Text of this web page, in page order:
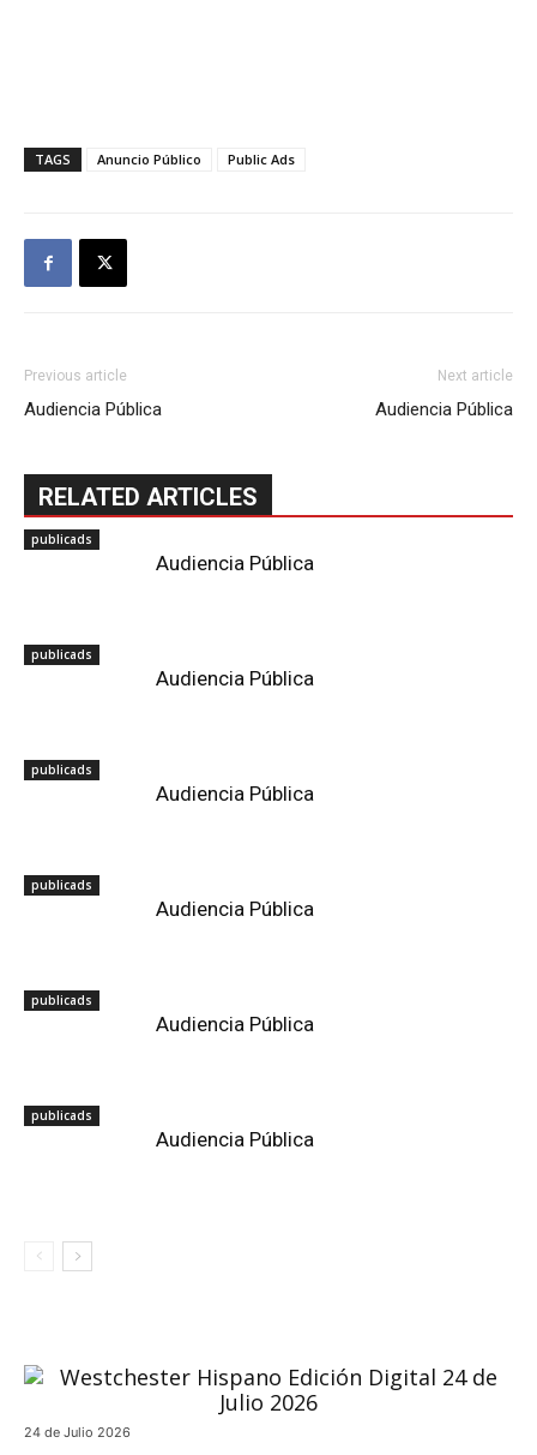
TAGS Anuncio Público Public Ads
Previous article
Audiencia Pública
Next article
Audiencia Pública
RELATED ARTICLES
publicads
Audiencia Pública
publicads
Audiencia Pública
publicads
Audiencia Pública
publicads
Audiencia Pública
publicads
Audiencia Pública
publicads
Audiencia Pública
24 de Julio 2026